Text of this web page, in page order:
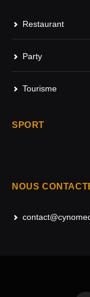
Restaurant
Party
Tourisme
SPORT
NOUS